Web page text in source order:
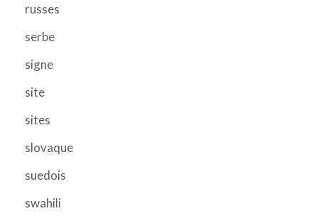
russes
serbe
signe
site
sites
slovaque
suedois
swahili